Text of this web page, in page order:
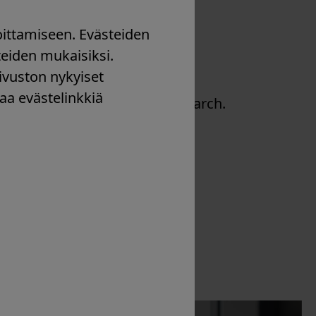
reprocessing and
information and research.
Evästeiden
mukaisiksi.
nykyiset
evästelinkkiä